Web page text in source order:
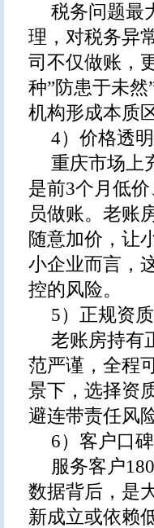
税务问题最
理，对税务异
司不仅做账，
种”防患于未
机构形成本质
4）价格透
重庆市场上
是前3个月低
员做账。老账
随意加价，让
小企业而言，
控的风险。
5）正规资
老账房持有
范严谨，全程
景下，选择资
避连带责任风
6）客户口
服务客户
数据背后，是
新成立或依赖